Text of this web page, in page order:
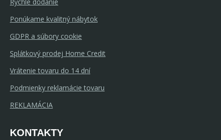
Ponúkame kvalitný nábytok
GDPR a súbory cookie
Splátkový prodej Home Credit
Vrátenie tovaru do 14 dní
Podmienky reklamácie tovaru
REKLAMÁCIA
KONTAKTY